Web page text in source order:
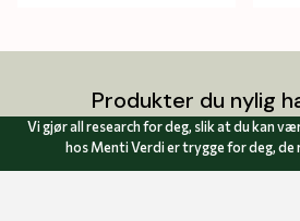
Produkter du nylig
Vi gjør all research for deg, slik at du kan
hos Menti Verdi er trygge for deg, de